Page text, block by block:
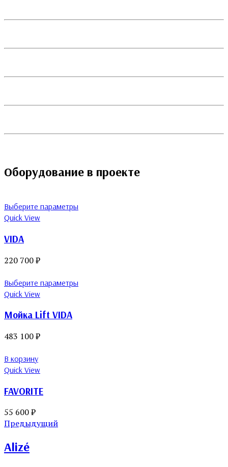
Оборудование в проекте
Выберите параметры
Quick View
VIDA
220 700₽
Выберите параметры
Quick View
Мойка Lift VIDA
483 100₽
В корзину
Quick View
FAVORITE
55 600₽
Предыдущий
Alizé